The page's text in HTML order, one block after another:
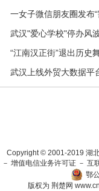
馆讲座家里看
一女子微信朋友圈发布
发现竟是闹剧
武汉"爱心学校"停办风
“江南汉正街”退出历史
武汉上线外贸大数据平
Copyright © 2001-2019 湖
－ 增值电信业务许可证 － 互
鄂
版权为 荆楚网